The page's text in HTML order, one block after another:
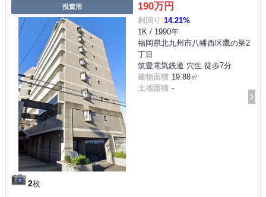
投資用
2枚
190万円
利回り 14.21%
1K / 1990年
福岡県北九州市八幡西区鷹の巣2
丁目
筑豊電気鉄道 穴生 徒歩7分
建物面積 19.88㎡
土地面積 -